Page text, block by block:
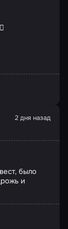
2 дня назад
было
и